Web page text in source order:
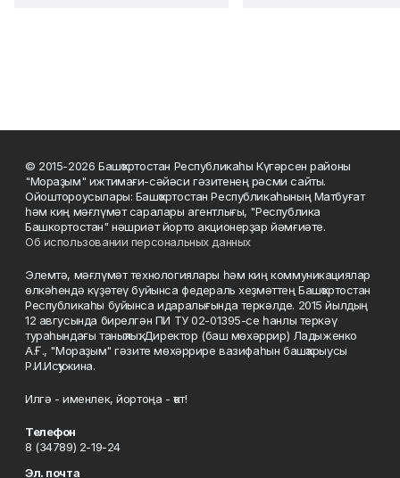
© 2015-2026 Башҡортостан Республикаһы Күгәрсен районы
"Мораҙым" ижтимағи-сәйәси гәзитенең рәсми сайты.
Ойоштороусылары: Башҡортостан Республикаһының Матбуғат
һәм киң мәғлүмәт саралары агентлығы, "Республика
Башкортостан" нәшриәт йорто акционерҙар йәмғиәте.
Об использовании персональных данных
Элемтә, мәғлүмәт технологиялары һәм киң коммуникациялар
өлкәһендә күҙәтеү буйынса федераль хеҙмәттең Башҡортостан
Республикаһы буйынса идаралығында теркәлде. 2015 йылдың
12 авгусында бирелгән ПИ ТУ 02-01395-се һанлы теркәү
тураһындағы таныҡлыҡ. Директор (баш мөхәррир) Ладыженко
А.Ғ., "Мораҙым" гәзите мөхәррире вазифаһын башҡарыусы
Р.И.Исҡужина.
Илгә - именлек, йортоңа - ҡот!
Телефон
8 (34789) 2-19-24
Эл. почта